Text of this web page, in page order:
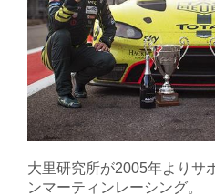
大里研究所が2005年よりサ
ンマーティンレーシング。